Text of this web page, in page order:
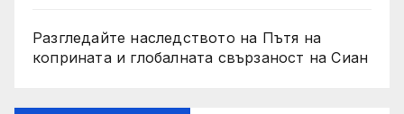
Разгледайте наследството на Пътя на
коприната и глобалната свързаност на Сиан